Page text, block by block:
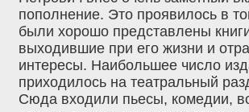
пополнение. Это проявилось в
были хорошо представлены
выходившие при его жизни и
интересы. Наибольшее число
приходилось на театральный
Сюда входили пьесы, комедии,